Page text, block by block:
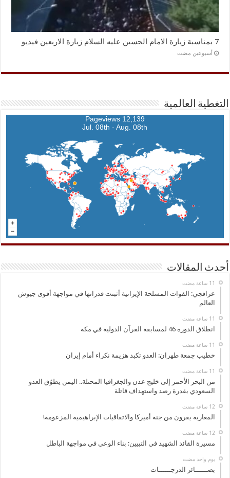
7 بمناسبة زيارة الامام الحسين عليه السلام زيارة الاربعين فيديو
‏أسبوعين مضت
التغطية العالمية
12,139 Pageviews
Jul. 08th - Aug. 08th
أحدث المقالات
عراقجي: القوات المسلحة الإيرانية أثبتت قدراتها في مواجهة أقوى جيوش
العالم
انطلاق الدورة 46 لمسابقة القرآن الدولية في مكة
خطيب جمعة طهران: العدو تكبد هزيمة نكراء أمام إيران
من البحر الأحمر إلى خليج عدن والجغرافيا المحتلة.. اليمن يطوّق العدو
السعودي بقدرة رصد واستهداف قاتلة
المغاربة يفرون من جنة أميركا والاتفاقيات الإبراهيمية المزعومة!
مسيرة القائد الشهيد في التبيين: بناء الوعي في مواجهة الباطل
‏يوم واحد مضت
بصــــــائر الدرجــــــات